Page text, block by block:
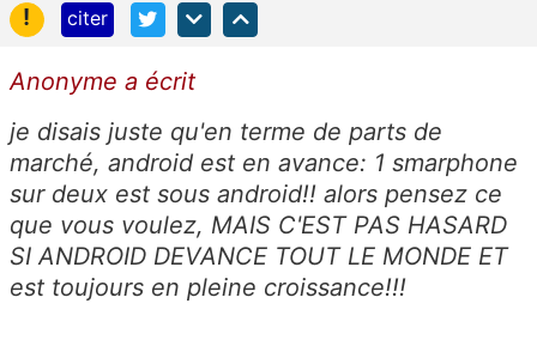
!
citer
Anonyme a écrit
je disais juste qu'en terme de parts de
marché, android est en avance: 1 smarphone
sur deux est sous android!! alors pensez ce
que vous voulez, MAIS C'EST PAS HASARD
SI ANDROID DEVANCE TOUT LE MONDE ET
est toujours en pleine croissance!!!